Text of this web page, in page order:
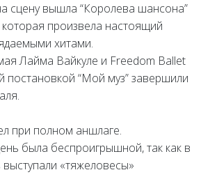
сцену вышла “Королева шансона”
произвела настоящий
хитами.
Лайма Вайкуле и Freedom Ballet
постановкой “Мой муз” завершили
при полном аншлаге.
была беспроигрышной, так как в
«тяжеловесы»